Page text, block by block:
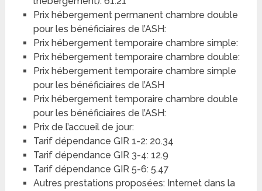
Prix hébergement permanent chambre double
pour les bénéficiaires de l’ASH:
Prix hébergement temporaire chambre simple:
Prix hébergement temporaire chambre double:
Prix hébergement temporaire chambre simple
pour les bénéficiaires de l’ASH
Prix hébergement temporaire chambre double
pour les bénéficiaires de l’ASH:
Prix de l’accueil de jour:
Tarif dépendance GIR 1-2: 20.34
Tarif dépendance GIR 3-4: 12.9
Tarif dépendance GIR 5-6: 5.47
Autres prestations proposées: Internet dans la